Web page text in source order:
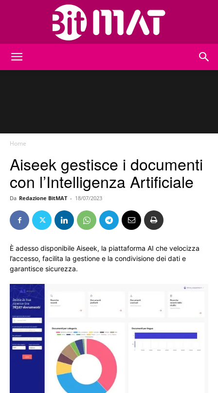
Home
Aiseek gestisce i documenti
con l’Intelligenza Artificiale
Da Redazione BitMAT - 18/07/2023
È adesso disponibile Aiseek, la piattaforma AI che velocizza
l’accesso, facilita la gestione e la condivisione dei dati e
garantisce sicurezza.